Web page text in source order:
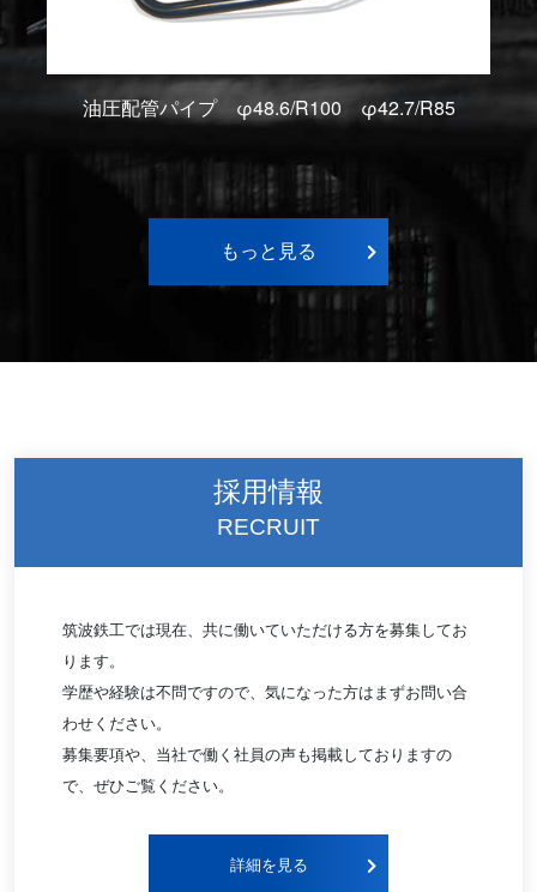
油圧配管パイプ φ48.6/R100 φ42.7/R85
もっと見る
採用情報
RECRUIT
筑波鉄工では現在、共に働いていただける方を募集してお
ります。
学歴や経験は不問ですので、気になった方はまずお問い合
わせください。
募集要項や、当社で働く社員の声も掲載しておりますの
で、ぜひご覧ください。
詳細を見る